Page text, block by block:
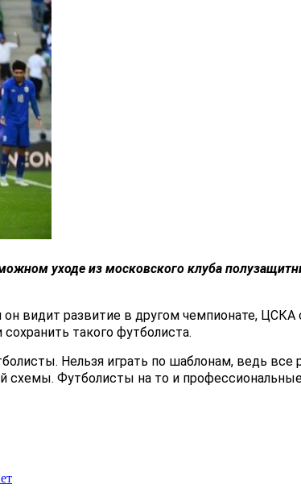
уходе из московского клуба
видит развитие в другом чемпионате,
такого футболиста.
Нельзя играть по шаблонам, ведь
схемы. Футболисты на то и